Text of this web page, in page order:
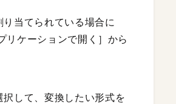
当てられている場合に
リケーションで開く］から
して、変換したい形式を